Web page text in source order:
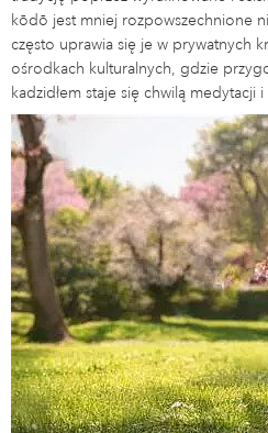
kōdō jest mniej rozpowszechnione
często uprawia się je w prywatnych
ośrodkach kulturalnych, gdzie
kadzidłem staje się chwilą medytacji